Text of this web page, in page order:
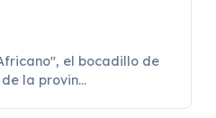
el bocadillo de
la provin...